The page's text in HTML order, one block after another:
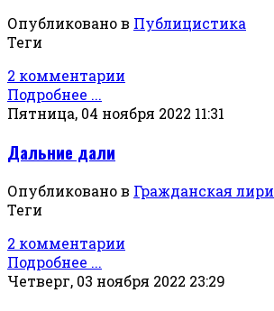
Опубликовано в Публицистика
Теги
2 комментарии
Подробнее ...
Пятница, 04 ноября 2022 11:31
Дальние дали
Опубликовано в Гражданская
Теги
2 комментарии
Подробнее ...
Четверг, 03 ноября 2022 23:29